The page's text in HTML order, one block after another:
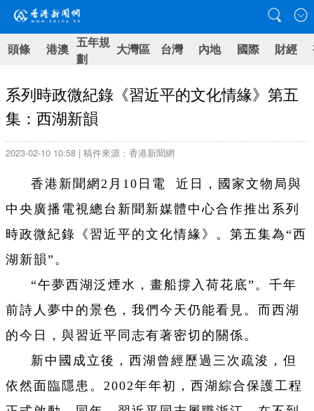
頭條 港澳 五年規
劃
大灣區 台灣 內地 國際 財經
系列時政微紀錄《習近平的文化情緣》第五
集：西湖新韻
2023-02-10 10:58 | 稿件來源：香港新聞網
香港新聞網2月10日電 近日，國家文物局與
中央廣播電視總台新聞新媒體中心合作推出系列
時政微紀錄《習近平的文化情緣》。第五集為“西
湖新韻”。
“午夢西湖泛煙水，畫船撐入荷花底”。千年
前詩人夢中的景色，我們今天仍能看見。而西湖
的今日，與習近平同志有著密切的關係。
新中國成立後，西湖曾經歷過三次疏浚，但
依然面臨隱患。2002年年初，西湖綜合保護工程